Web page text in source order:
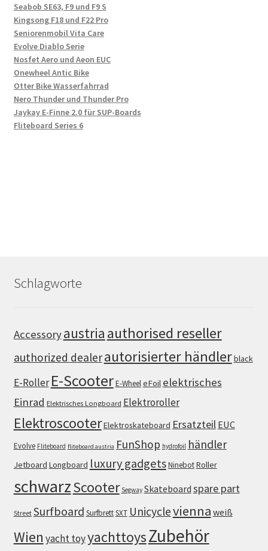
Seabob SE63, F9 und F9 S
Kingsong F18 und F22 Pro
Seniorenmobil Vita Care
Evolve Diablo Serie
Nosfet Aero und Aeon EUC
Onewheel Antic Bike
Otter Bike Wasserfahrrad
Nero Thunder und Thunder Pro
Jaykay E-Finne 2.0 für SUP-Boards
Fliteboard Series 6
Schlagworte
Accessoryaustria authorised reseller
authorized dealerautorisierter händlerblack
E-Roller E-ScooterE-WheeleFoil elektrisches
Einrad Elektrisches Longboard Elektroroller
ElektroscooterElektroskateboard Ersatzteil EUC
Evolve Fliteboard fliteboard austria FunShop hydrofoil händler
Jetboard Longboard luxury gadgetsNinebotRoller
schwarzScooter Segway Skateboard spare part
Street Surfboard SurfbrettSXT Unicyclevienna weiß
Wien yacht toyyachttoysZubehör